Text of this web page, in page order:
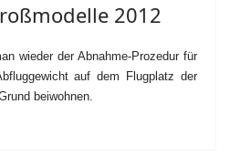
2012
wieder der Abnahme-Prozedur für
auf dem Flugplatz der
beiwohnen.